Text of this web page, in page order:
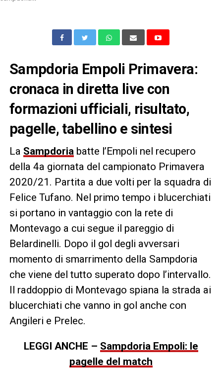
Sampdoria Empoli Primavera:
cronaca in diretta live con
formazioni ufficiali, risultato,
pagelle, tabellino e sintesi
La Sampdoria batte l’Empoli nel recupero
della 4a giornata del campionato Primavera
2020/21. Partita a due volti per la squadra di
Felice Tufano. Nel primo tempo i blucerchiati
si portano in vantaggio con la rete di
Montevago a cui segue il pareggio di
Belardinelli. Dopo il gol degli avversari
momento di smarrimento della Sampdoria
che viene del tutto superato dopo l’intervallo.
Il raddoppio di Montevago spiana la strada ai
blucerchiati che vanno in gol anche con
Angileri e Prelec.
LEGGI ANCHE – Sampdoria Empoli: le
pagelle del match